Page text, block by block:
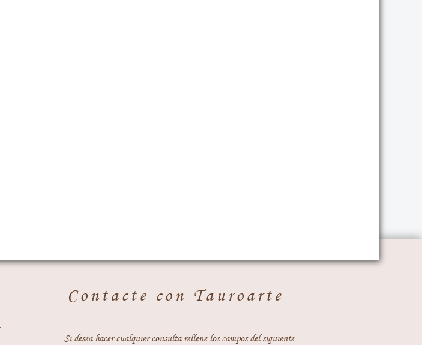
Contacte con Tauroarte
Si desea hacer cualquier consulta rellene los campos del siguiente